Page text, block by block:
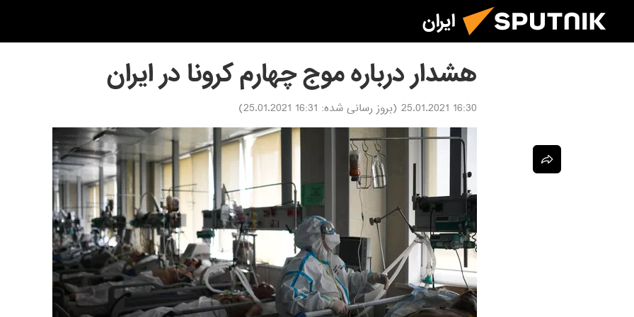
ایران
هشدار درباره موج چهارم کرونا در ایران
16:30 25.01.2021 (بروز رسانی شده: 16:31 25.01.2021
)